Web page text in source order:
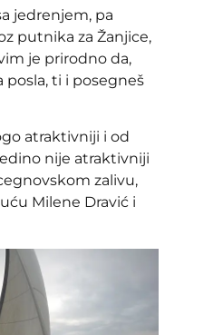
jedrenjem, pa
putnika za Žanjice,
je prirodno da,
posla, ti i posegneš
atraktivniji i od
nije atraktivniji
zalivu,
Milene Dravić i